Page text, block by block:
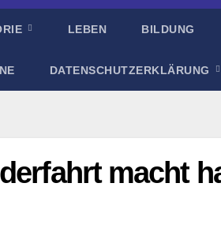
LEBEN BILDUNG
DATENSCHUTZERKLÄRUNG
macht